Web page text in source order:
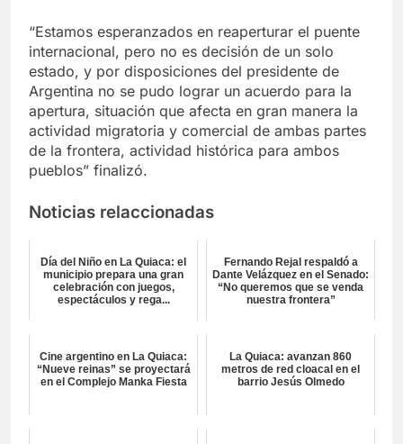
“Estamos esperanzados en reaperturar el puente
internacional, pero no es decisión de un solo
estado, y por disposiciones del presidente de
Argentina no se pudo lograr un acuerdo para la
apertura, situación que afecta en gran manera la
actividad migratoria y comercial de ambas partes
de la frontera, actividad histórica para ambos
pueblos” finalizó.
Noticias relaccionadas
Día del Niño en La Quiaca: el
municipio prepara una gran
celebración con juegos,
espectáculos y rega...
Fernando Rejal respaldó a
Dante Velázquez en el Senado:
“No queremos que se venda
nuestra frontera”
Cine argentino en La Quiaca:
“Nueve reinas” se proyectará
en el Complejo Manka Fiesta
La Quiaca: avanzan 860
metros de red cloacal en el
barrio Jesús Olmedo